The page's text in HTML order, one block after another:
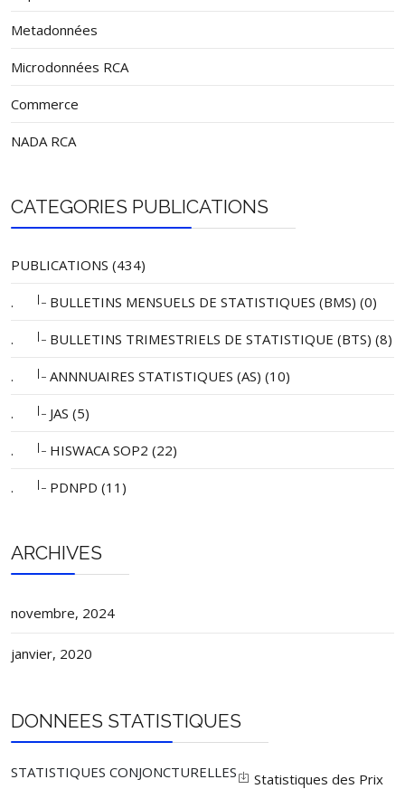
Metadonnées
Microdonnées RCA
Commerce
NADA RCA
CATEGORIES PUBLICATIONS
PUBLICATIONS (434)
. |_ BULLETINS MENSUELS DE STATISTIQUES (BMS) (0)
. |_ BULLETINS TRIMESTRIELS DE STATISTIQUE (BTS) (8)
. |_ ANNNUAIRES STATISTIQUES (AS) (10)
. |_ JAS (5)
. |_ HISWACA SOP2 (22)
. |_ PDNPD (11)
ARCHIVES
novembre, 2024
janvier, 2020
DONNEES STATISTIQUES
STATISTIQUES CONJONCTURELLES Statistiques des Prix